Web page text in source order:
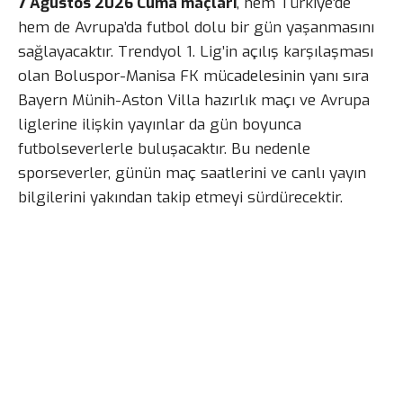
hem de Avrupa’da futbol dolu bir gün yaşanmasını
sağlayacaktır. Trendyol 1. Lig’in açılış karşılaşması
olan Boluspor-Manisa FK mücadelesinin yanı sıra
Bayern Münih-Aston Villa hazırlık maçı ve Avrupa
liglerine ilişkin yayınlar da gün boyunca
futbolseverlerle buluşacaktır. Bu nedenle
sporseverler, günün maç saatlerini ve canlı yayın
bilgilerini yakından takip etmeyi sürdürecektir.